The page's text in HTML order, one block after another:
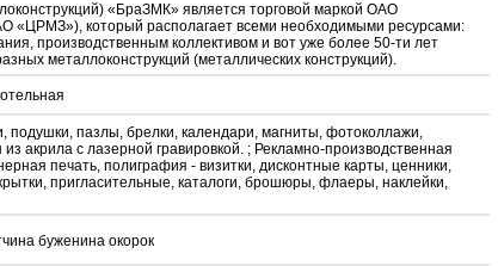
«БраЗМК» является торговой маркой ОАО
«ЦРМЗ»), который располагает всеми необходимыми ресурсами:
производственным коллективом и вот уже более 50-ти лет
металлоконструкций (металлических конструкций).
подушки, пазлы, брелки, календари, магниты, фотоколлажи,
акрила с лазерной гравировкой. ; Рекламно-производственная
печать, полиграфия - визитки, дисконтные карты, ценники,
пригласительные, каталоги, брошюры, флаеры, наклейки,
буженина окорок